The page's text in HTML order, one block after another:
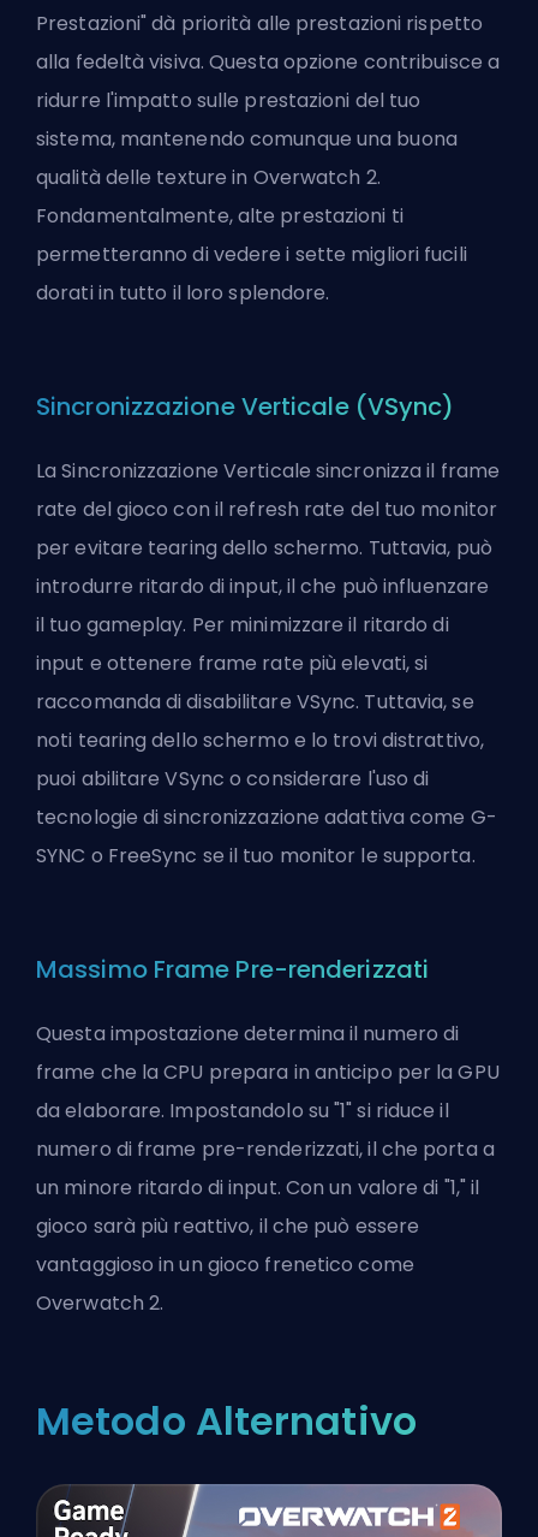
Prestazioni" dà priorità alle prestazioni rispetto
alla fedeltà visiva. Questa opzione contribuisce a
ridurre l'impatto sulle prestazioni del tuo
sistema, mantenendo comunque una buona
qualità delle texture in Overwatch 2.
Fondamentalmente, alte prestazioni ti
permetteranno di vedere i sette migliori fucili
dorati in tutto il loro splendore.
Sincronizzazione Verticale (VSync)
La Sincronizzazione Verticale sincronizza il frame
rate del gioco con il refresh rate del tuo monitor
per evitare tearing dello schermo. Tuttavia, può
introdurre ritardo di input, il che può influenzare
il tuo gameplay. Per minimizzare il ritardo di
input e ottenere frame rate più elevati, si
raccomanda di disabilitare VSync. Tuttavia, se
noti tearing dello schermo e lo trovi distrattivo,
puoi abilitare VSync o considerare l'uso di
tecnologie di sincronizzazione adattiva come G-
SYNC o FreeSync se il tuo monitor le supporta.
Massimo Frame Pre-renderizzati
Questa impostazione determina il numero di
frame che la CPU prepara in anticipo per la GPU
da elaborare. Impostandolo su "1" si riduce il
numero di frame pre-renderizzati, il che porta a
un minore ritardo di input. Con un valore di "1," il
gioco sarà più reattivo, il che può essere
vantaggioso in un gioco frenetico come
Overwatch 2.
Metodo Alternativo